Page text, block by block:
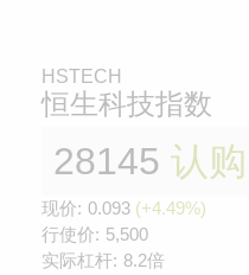
HSTECH
恒生科技指数
28145 认购
现价: 0.093 (+4.49%)
行使价: 5,500
实际杠杆: 8.2倍